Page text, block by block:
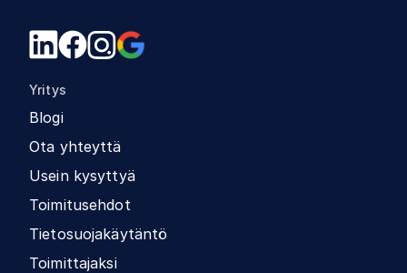
Yritys
Blogi
Ota yhteyttä
Usein kysyttyä
Toimitusehdot
Tietosuojakäytäntö
Toimittajaksi